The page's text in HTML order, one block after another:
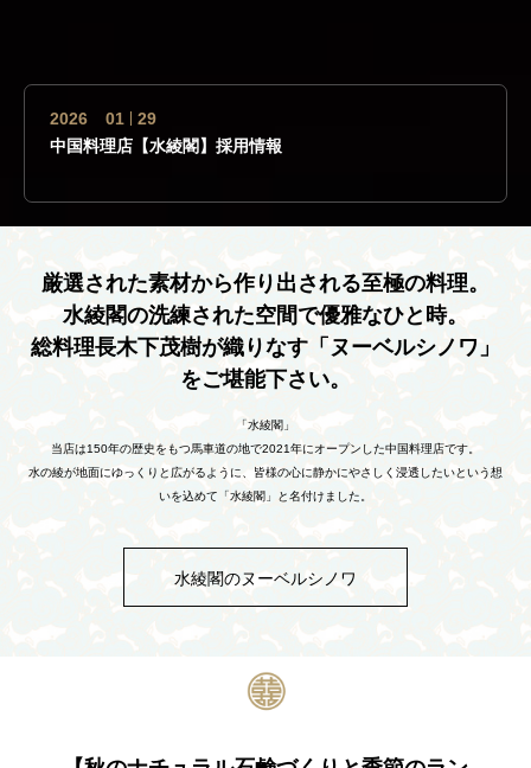
2026
01
29
中国料理店【水綾閣】採用情報
2026
01
29
中国料理店【水綾閣】採用情報
厳選された素材から作り出される至極の料理。
水綾閣の洗練された空間で優雅なひと時。
総料理長木下茂樹が織りなす「ヌーベルシノワ」
をご堪能下さい。
「水綾閣」
当店は150年の歴史をもつ馬車道の地で2021年にオープンした中国料理店です。
水の綾が地面にゆっくりと広がるように、皆様の心に静かにやさしく浸透したいという想
いを込めて「水綾閣」と名付けました。
水綾閣のヌーベルシノワ